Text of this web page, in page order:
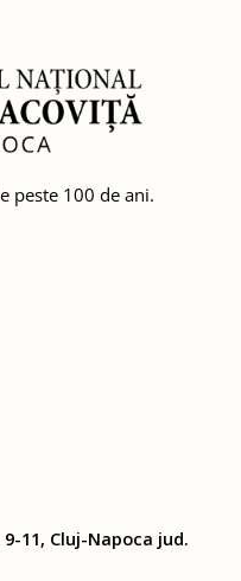
peste 100 de ani.
11, Cluj-Napoca jud.